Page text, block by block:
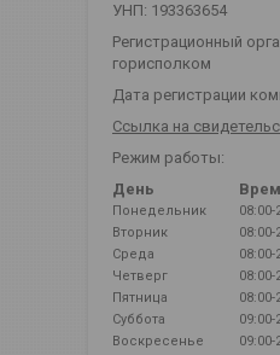
УНП: 193363654
Регистрационный
горисполком
Дата регистрации
Ссылка на
Режим работы:
День
Понедельник
08:00-
Вторник
08:00-
Среда
08:00-
Четверг
08:00-
Пятница
08:00-
Суббота
09:00-
Воскресенье
09:00-